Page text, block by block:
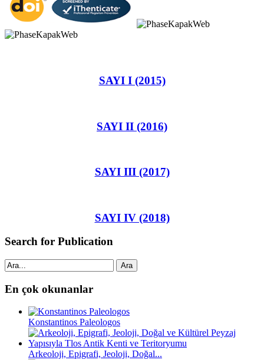
SAYI I (2015)
SAYI II (2016)
SAYI III (2017)
SAYI IV (2018)
Search for Publication
Ara
En çok okunanlar
Konstantinos Paleologos
Arkeoloji, Epigrafi, Jeoloji, Doğal...